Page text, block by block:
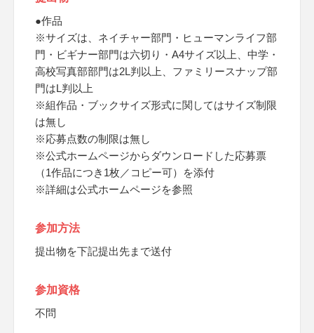
●作品
※サイズは、ネイチャー部門・ヒューマンライフ部
門・ビギナー部門は六切り・A4サイズ以上、中学・
高校写真部部門は2L判以上、ファミリースナップ部
門はL判以上
※組作品・ブックサイズ形式に関してはサイズ制限
は無し
※応募点数の制限は無し
※公式ホームページからダウンロードした応募票
（1作品につき1枚／コピー可）を添付
※詳細は公式ホームページを参照
参加方法
提出物を下記提出先まで送付
参加資格
不問